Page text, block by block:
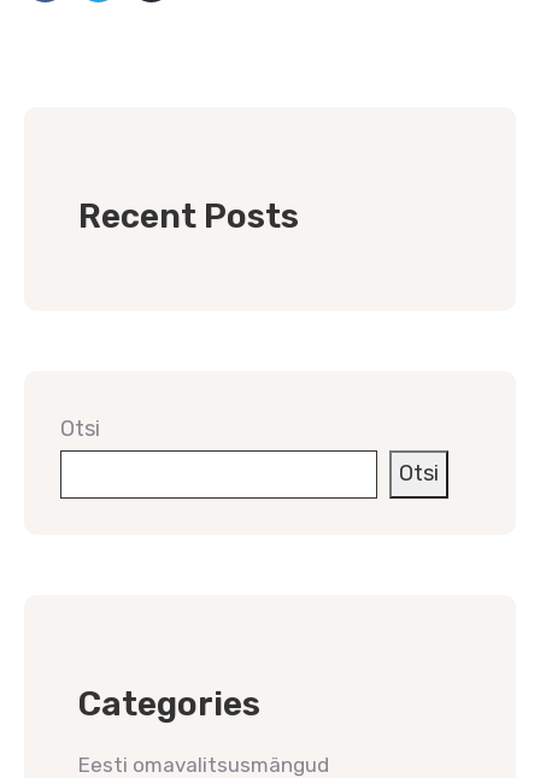
Recent Posts
Otsi
Otsi
Categories
Eesti omavalitsusmängud